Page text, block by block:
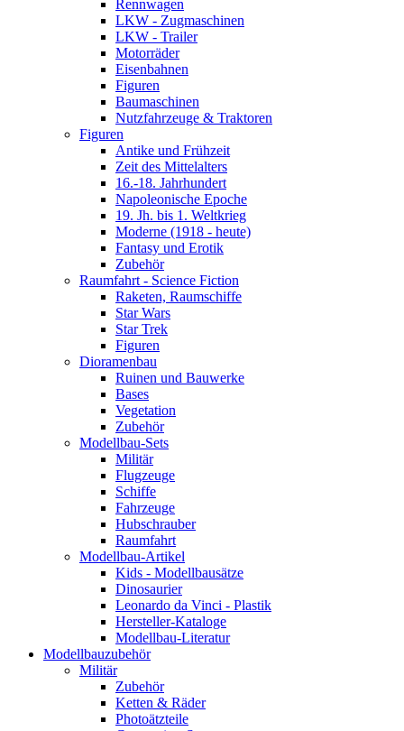
Rennwagen
LKW - Zugmaschinen
LKW - Trailer
Motorräder
Eisenbahnen
Figuren
Baumaschinen
Nutzfahrzeuge & Traktoren
Figuren
Antike und Frühzeit
Zeit des Mittelalters
16.-18. Jahrhundert
Napoleonische Epoche
19. Jh. bis 1. Weltkrieg
Moderne (1918 - heute)
Fantasy und Erotik
Zubehör
Raumfahrt - Science Fiction
Raketen, Raumschiffe
Star Wars
Star Trek
Figuren
Dioramenbau
Ruinen und Bauwerke
Bases
Vegetation
Zubehör
Modellbau-Sets
Militär
Flugzeuge
Schiffe
Fahrzeuge
Hubschrauber
Raumfahrt
Modellbau-Artikel
Kids - Modellbausätze
Dinosaurier
Leonardo da Vinci - Plastik
Hersteller-Kataloge
Modellbau-Literatur
Modellbauzubehör
Militär
Zubehör
Ketten & Räder
Photoätzteile